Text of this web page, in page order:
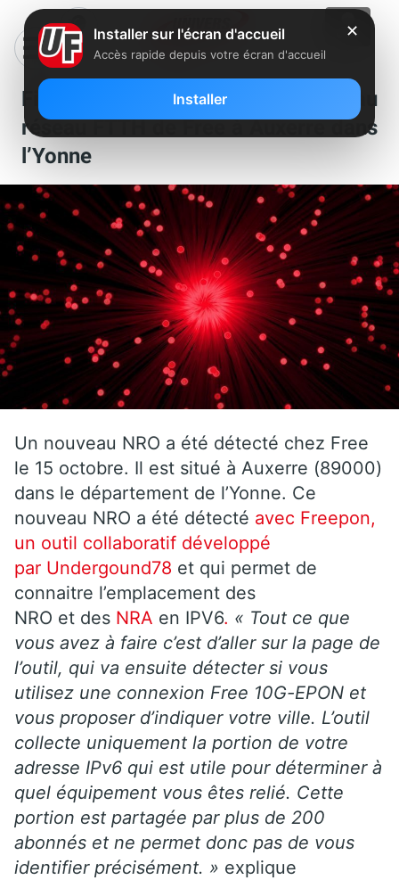
Fibre : un nouveau NRO relié au
réseau FTTH de Free à Auxerre dans
l’Yonne
Un nouveau NRO a été détecté chez Free
le 15 octobre. Il est situé à Auxerre (89000)
dans le département de l’Yonne. Ce
nouveau NRO a été détecté avec Freepon,
un outil collaboratif développé
par Undergound78 et qui permet de
connaitre l’emplacement des
NRO et des NRA en IPV6. « Tout ce que
vous avez à faire c’est d’aller sur la page de
l’outil, qui va ensuite détecter si vous
utilisez une connexion Free 10G-EPON et
vous proposer d’indiquer votre ville. L’outil
collecte uniquement la portion de votre
adresse IPv6 qui est utile pour déterminer à
quel équipement vous êtes relié. Cette
portion est partagée par plus de 200
abonnés et ne permet donc pas de vous
identifier précisément. » explique
✕
Installer sur l'écran d'accueil
Accès rapide depuis votre écran d'accueil
Installer